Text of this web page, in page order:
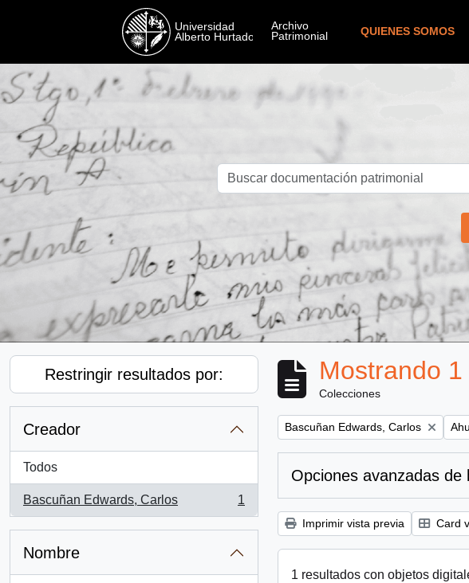
QUIENES SOMOS
Restringir resultados por:
Creador
Todos
Bascuñan Edwards, Carlos
, 1 resultados
1
Nombre
Mostrando
Colecciones
Remove filter:
Bascuñan Edwards, Carlos
Opciones avanzadas de
Imprimir vista previa Card
1 resultados con objetos